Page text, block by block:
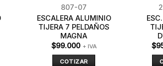
807-07
ESCALERA ALUMINIO
TIJERA 7 PELDAÑOS
MAGNA
$99.000 + IVA
COTIZAR
$